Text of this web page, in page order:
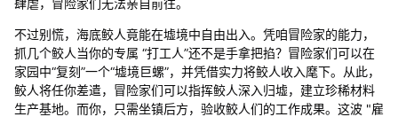
肆虐，冒险家们无法亲自前往。
不过别慌，海底鲛人竟能在墟境中自由出入。凭咱冒险家的能力，
抓几个鲛人当你的专属 “打工人”还不是手拿把掐？冒险家们可以在
家园中“复刻”一个“墟境巨螺”，并凭借实力将鲛人收入麾下。从此，
鲛人将任你差遣，冒险家们可以指挥鲛人深入归墟，建立珍稀材料
生产基地。而你，只需坐镇后方，验收鲛人们的工作成果。这波 "雇